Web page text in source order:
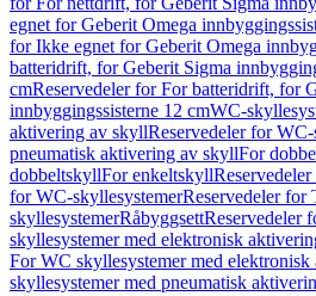
egnet for Geberit Omega
for Ikke egnet for Geberit Omega
batteridrift, for Geberit Sigma
cmReservedeler for For batteridrift, for
innbyggingssisterne 12 cmWC-
aktivering av skyllReservedeler for
pneumatisk aktivering av skyllFor
dobbeltskyllFor enkeltskyll
for WC-skyllesystemerReservedeler
skyllesystemerRåbyggsettReservedeler
skyllesystemer med elektronisk
For WC skyllesystemer med
skyllesystemer med pneumatisk